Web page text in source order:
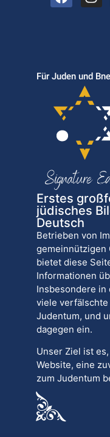
Für Juden und
Erstes
jüdisches
Deutsch
Betrieben von
gemeinnützigen
bietet diese
Informationen
Insbesondere in
viele
Judentum, und
dagegen ein.
Unser Ziel ist
Website, eine
zum Judentum